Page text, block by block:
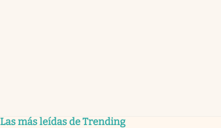
Las más leídas de Trending